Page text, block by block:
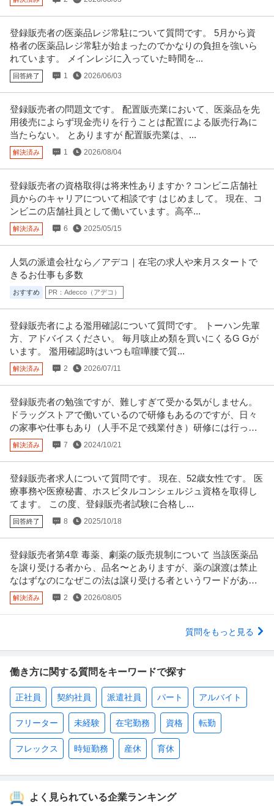
登録販売者の医薬品レジ常駐について質問です。 5月から資
格者の医薬品レジ常駐が始まったのでかなりの負担を強いら
れています。 メインレジに入っていた時間を...
回答終了 1 2026/06/03
登録販売者の問題文です。 配置販売業において、医薬品を先
用後売によらず現金売りを行うことは配置による販売行為に
当たらない。 とありますが 配置販売業は、...
解決済み 1 2026/08/04
登録販売者の資格取得は将来性ありますか？コンビニ店舗社
員からのキャリアについて相談です はじめまして。 現在、コ
ンビニの店舗社員として働いています。高卒...
解決済み 6 2025/05/15
人気の派遣会社なら／アデコ｜在宅の求人や来月スタートで
きるお仕事も多数
おすすめ PR：Adecco（アデコ）
登録販売者による濫用確認について質問です。 トーハン先輩
方、アドバイスください。 毎月咳止め類を買いにくるG Gが
います。 濫用確認時はいつも喧嘩腰で質...
解決済み 2 2026/07/11
登録販売者の勉強ですが、難しすぎて受かる気がしません。
ドラッグストアで働いているので研修もあるのですが、日々
の家事や仕事もあり（人手不足で残業付き）研修には行って
ないです。
解決済み 7 2024/10/21
登録販売者求人について質問です。 現在、52歳女性です。 医
療事務や医療秘書、ホスピタルコンシェルジュ資格を取得し
てます。 この度、登録販売者試験に合格し...
回答終了 8 2025/10/18
登録販売者第4章 毒薬、劇薬の販売規制について 当該医薬品
を譲り受ける者から、品名〜とありますが、薬の譲渡は禁止
なはずなのになぜこの法は譲り受ける者というワードがある
のでしょうか？
解決済み 2 2026/08/05
質問をもっと見る
働き方に関する質問をキーワードで探す
正社員 契約社員 派遣社員 パート アルバイト
フリーター 未経験 在宅勤務 資格 転勤
フレックス 時短勤務 産休 育休
よく見られている企業ランキング